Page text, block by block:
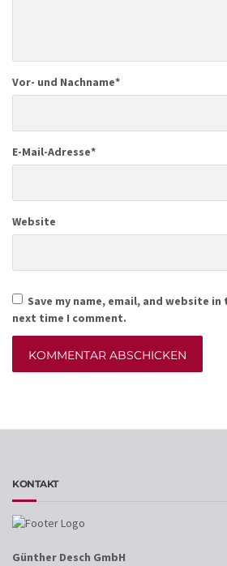
Vor- und Nachname*
E-Mail-Adresse*
Website
Save my name, email, and website
next time I comment.
KONTAKT
Günther Desch GmbH